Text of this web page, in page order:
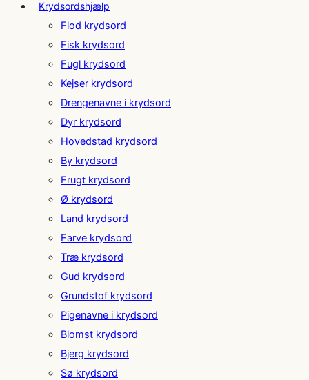
Krydsordshjælp
Flod krydsord
Fisk krydsord
Fugl krydsord
Kejser krydsord
Drengenavne i krydsord
Dyr krydsord
Hovedstad krydsord
By krydsord
Frugt krydsord
Ø krydsord
Land krydsord
Farve krydsord
Træ krydsord
Gud krydsord
Grundstof krydsord
Pigenavne i krydsord
Blomst krydsord
Bjerg krydsord
Sø krydsord